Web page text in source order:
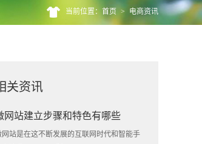
当前位置：首页 > 电商资讯
关资讯
网站建立步骤和特色有哪些
网站是在这不断发展的互联网时代和智能手